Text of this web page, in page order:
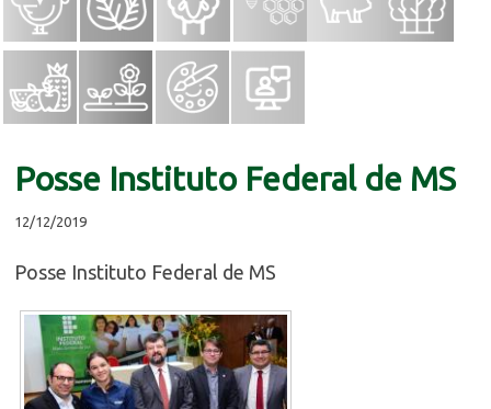
Posse Instituto Federal de MS
12/12/2019
Posse Instituto Federal de MS